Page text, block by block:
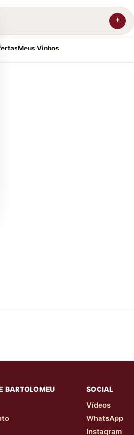
Meus Vinhos
BARTOLOMEU SOCIAL
Vídeos
WhatsApp
Instagram